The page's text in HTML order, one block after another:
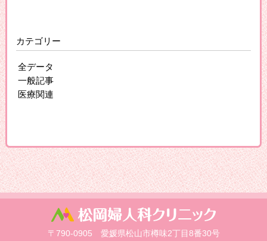
カテゴリー
全データ
一般記事
医療関連
〒790-0905 愛媛県松山市樽味2丁目8番30号